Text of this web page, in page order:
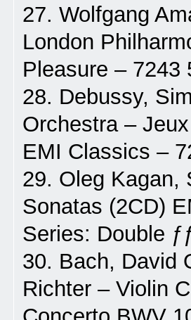
27. Wolfgang
London
Pleasure ‎– 7243
28. Debussy,
Orchestra ‎–
EMI Classics ‎–
29. Oleg Kagan,
Sonatas (2CD)
Series: Double
30. Bach, David
Richter ‎– Violin